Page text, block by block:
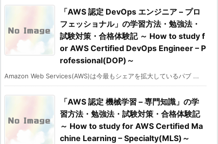
「AWS 認定 DevOps エンジニア – プロ
フェッショナル」の学習方法・勉強法・
試験対策・合格体験記 ～ How to study f
or AWS Certified DevOps Engineer – P
rofessional(DOP)～
Amazon Web Services(AWS)は今最もシェアを拡大しているパブ ...
「AWS 認定 機械学習 – 専門知識」の学
習方法・勉強法・試験対策・合格体験記
～ How to study for AWS Certified Ma
chine Learning – Specialty(MLS)～